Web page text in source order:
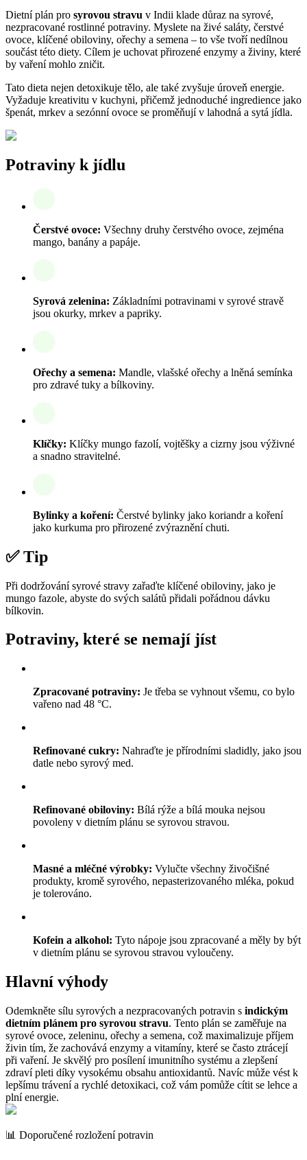
Dietní plán pro syrovou stravu v Indii klade důraz na syrové,
nezpracované rostlinné potraviny. Myslete na živé saláty, čerstvé
ovoce, klíčené obiloviny, ořechy a semena – to vše tvoří nedílnou
součást této diety. Cílem je uchovat přirozené enzymy a živiny, které
by vaření mohlo zničit.
Tato dieta nejen detoxikuje tělo, ale také zvyšuje úroveň energie.
Vyžaduje kreativitu v kuchyni, přičemž jednoduché ingredience jako
špenát, mrkev a sezónní ovoce se proměňují v lahodná a sytá jídla.
Potraviny k jídlu
Čerstvé ovoce: Všechny druhy čerstvého ovoce, zejména
mango, banány a papáje.
Syrová zelenina: Základními potravinami v syrové stravě
jsou okurky, mrkev a papriky.
Ořechy a semena: Mandle, vlašské ořechy a lněná semínka
pro zdravé tuky a bílkoviny.
Klíčky: Klíčky mungo fazolí, vojtěšky a cizrny jsou výživné
a snadno stravitelné.
Bylinky a koření: Čerstvé bylinky jako koriandr a koření
jako kurkuma pro přirozené zvýraznění chuti.
✅ Tip
Při dodržování syrové stravy zařaďte klíčené obiloviny, jako je
mungo fazole, abyste do svých salátů přidali pořádnou dávku
bílkovin.
Potraviny, které se nemají jíst
Zpracované potraviny: Je třeba se vyhnout všemu, co bylo
vařeno nad 48 °C.
Refinované cukry: Nahraďte je přírodními sladidly, jako jsou
datle nebo syrový med.
Refinované obiloviny: Bílá rýže a bílá mouka nejsou
povoleny v dietním plánu se syrovou stravou.
Masné a mléčné výrobky: Vylučte všechny živočišné
produkty, kromě syrového, nepasterizovaného mléka, pokud
je tolerováno.
Kofein a alkohol: Tyto nápoje jsou zpracované a měly by být
v dietním plánu se syrovou stravou vyloučeny.
Hlavní výhody
Odemkněte sílu syrových a nezpracovaných potravin s indickým
dietním plánem pro syrovou stravu. Tento plán se zaměřuje na
syrové ovoce, zeleninu, ořechy a semena, což maximalizuje příjem
živin tím, že zachovává enzymy a vitamíny, které se často ztrácejí
při vaření. Je skvělý pro posílení imunitního systému a zlepšení
zdraví pleti díky vysokému obsahu antioxidantů. Navíc může vést k
lepšímu trávení a rychlé detoxikaci, což vám pomůže cítit se lehce a
plní energie.
📊 Doporučené rozložení potravin